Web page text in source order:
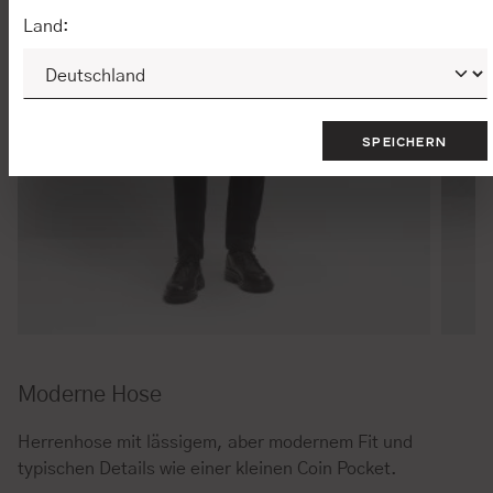
Moderne Hose
Herrenhose mit lässigem, aber modernem Fit und
typischen Details wie einer kleinen Coin Pocket.
Land:
SPEICHERN